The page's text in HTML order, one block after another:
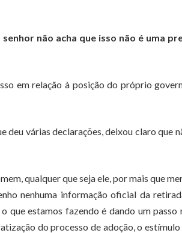
não acha que isso não é uma
em relação à posição do próprio
deu várias declarações, deixou claro que
qualquer que seja ele, por mais que
nenhuma informação oficial da
que estamos fazendo é dando um passo
do processo de adoção, o estímulo